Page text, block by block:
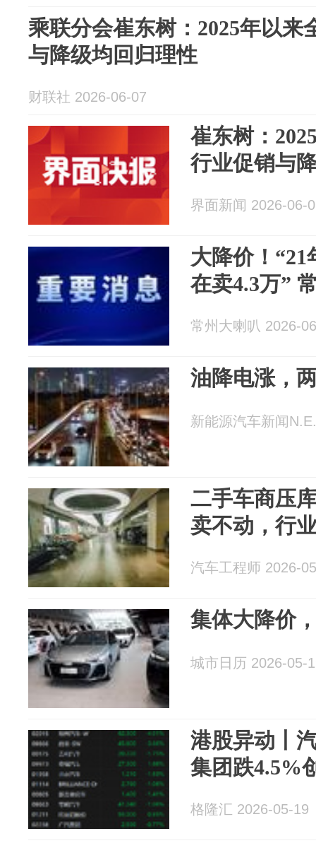
乘联分会崔东树：2025年以来
与降级均回归理性
财联社 2026-06-07
崔东树：
行业促销与
界面新闻 2026-06-
大降价！“21
在卖4.3万”
常州大喇叭 2026-
油降电涨，
新能源汽车新闻
二手车商压
卖不动，行
汽车工程师 2026-
集体大降价
城市日历 2026-05-
港股异动丨
集团跌4.5%
格隆汇 2026-05-19